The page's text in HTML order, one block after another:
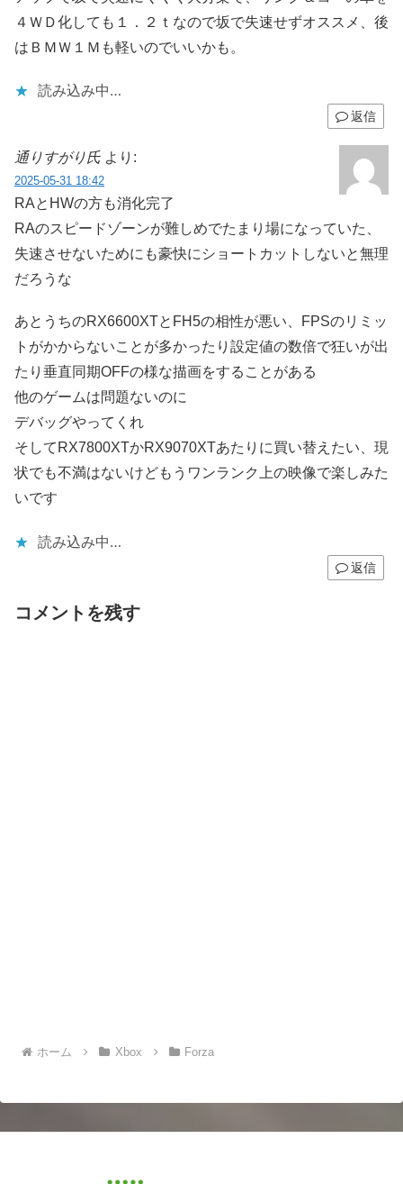
４ＷＤ化しても１．２ｔなので坂で失速せずオススメ、後
はＢＭＷ１Ｍも軽いのでいいかも。
読み込み中…
返信
通りすがり氏 より:
2025-05-31 18:42
RAとHWの方も消化完了
RAのスピードゾーンが難しめでたまり場になっていた、
失速させないためにも豪快にショートカットしないと無理
だろうな
あとうちのRX6600XTとFH5の相性が悪い、FPSのリミッ
トがかからないことが多かったり設定値の数倍で狂いが出
たり垂直同期OFFの様な描画をすることがある
他のゲームは問題ないのに
デバッグやってくれ
そしてRX7800XTかRX9070XTあたりに買い替えたい、現
状でも不満はないけどもうワンランク上の映像で楽しみた
いです
読み込み中…
返信
コメントを残す
ホーム Xbox Forza